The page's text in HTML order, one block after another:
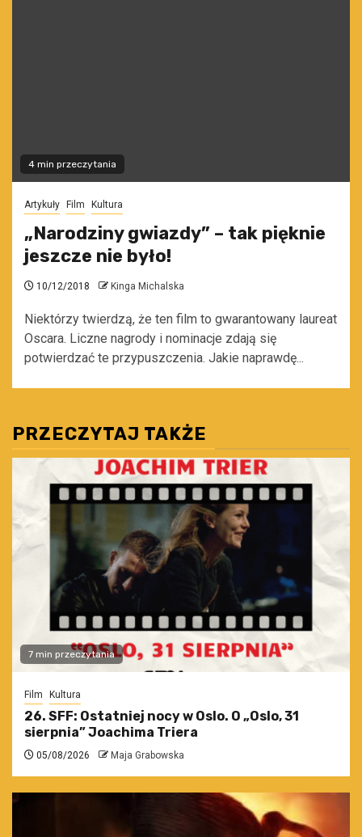
4 min przeczytania
Artykuły Film Kultura
„Narodziny gwiazdy” – tak pięknie
jeszcze nie było!
10/12/2018 Kinga Michalska
Niektórzy twierdzą, że ten film to gwarantowany laureat
Oscara. Liczne nagrody i nominacje zdają się
potwierdzać te przypuszczenia. Jakie naprawdę...
PRZECZYTAJ TAKŻE
7 min przeczytania
Film Kultura
26. SFF: Ostatniej nocy w Oslo. O „Oslo, 31
sierpnia” Joachima Triera
05/08/2026 Maja Grabowska